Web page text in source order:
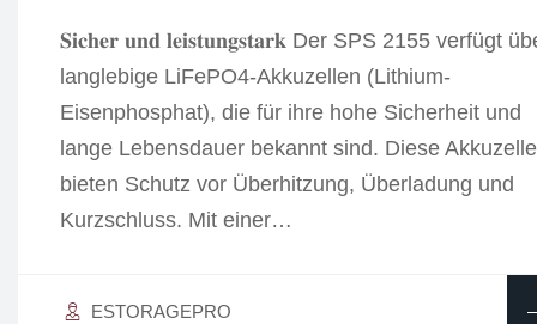
𝐒𝐢𝐜𝐡𝐞𝐫 𝐮𝐧𝐝 𝐥𝐞𝐢𝐬𝐭𝐮𝐧𝐠𝐬𝐭𝐚𝐫𝐤 Der SPS 2155 verfügt
langlebige LiFePO4-Akkuzellen (Lithium-
Eisenphosphat), die für ihre hohe Sicherheit und
lange Lebensdauer bekannt sind. Diese
bieten Schutz vor Überhitzung, Überladung und
Kurzschluss. Mit einer…
ESTORAGEPRO